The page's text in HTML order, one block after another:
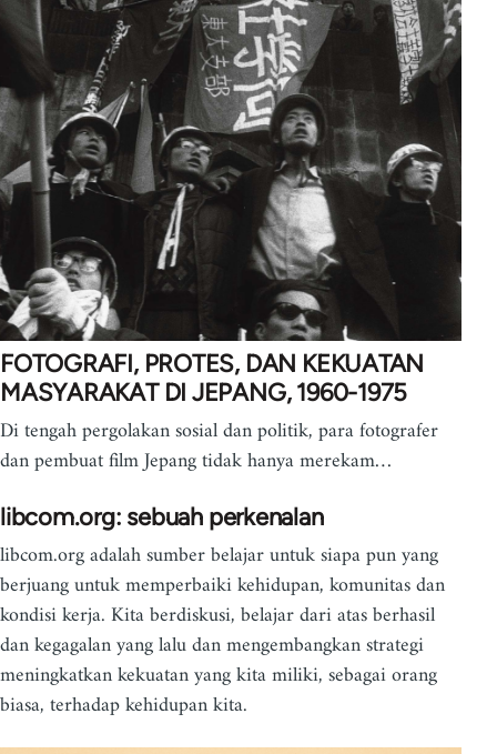
FOTOGRAFI, PROTES, DAN KEKUATAN
MASYARAKAT DI JEPANG, 1960-1975
Di tengah pergolakan sosial dan politik, para fotografer
dan pembuat film Jepang tidak hanya merekam…
libcom.org: sebuah perkenalan
libcom.org adalah sumber belajar untuk siapa pun yang
berjuang untuk memperbaiki kehidupan, komunitas dan
kondisi kerja. Kita berdiskusi, belajar dari atas berhasil
dan kegagalan yang lalu dan mengembangkan strategi
meningkatkan kekuatan yang kita miliki, sebagai orang
biasa, terhadap kehidupan kita.